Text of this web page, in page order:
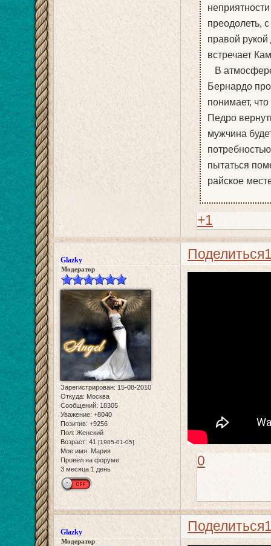
преодолеть,
правой
встречает
В
Бернардо
понимает,
Педро
мужчина
пытаться
райское
+1
Поделиться
Glazky
Модератор
Зарегистрирован: 15-08-2010
Откуда: Москва
Сообщений: 18305
Уважение: +8040
Позитив: +9256
Пол: Женский
Возраст: 41 [1985-01-05]
Мое имя: Мария
Провел на форуме:
3 месяца 1 день
0
Поделиться
Glazky
Модератор